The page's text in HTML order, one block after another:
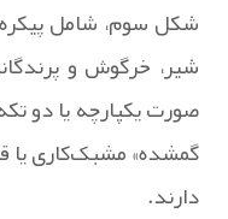
شکل‌ سوم‌، شامل‌
شیر، خرگوش‌ و
صورت‌ یکپارچه‌ یا دو
گمشده‌» مشبک‌کاری‌ یا
دارند.